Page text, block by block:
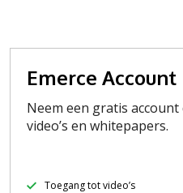
Emerce Account
Neem een gratis
video’s en whitepapers.
Toegang tot video’s